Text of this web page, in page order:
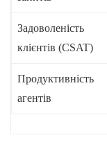
Задоволеність
клієнтів (CSAT)
Продуктивність
агентів